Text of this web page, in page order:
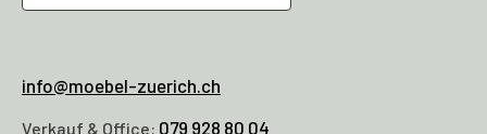
info@moebel-zuerich.ch
Verkauf & Office: 079 928 80 04